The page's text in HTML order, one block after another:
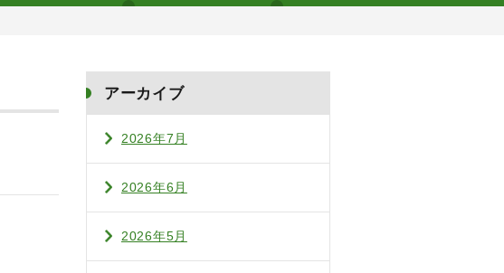
アーカイブ
2026年7月
2026年6月
2026年5月